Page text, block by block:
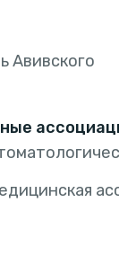
Авивского